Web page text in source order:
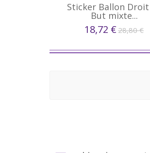
Sticker Ballon Droit
But mixte...
18,72 € 28,80 €